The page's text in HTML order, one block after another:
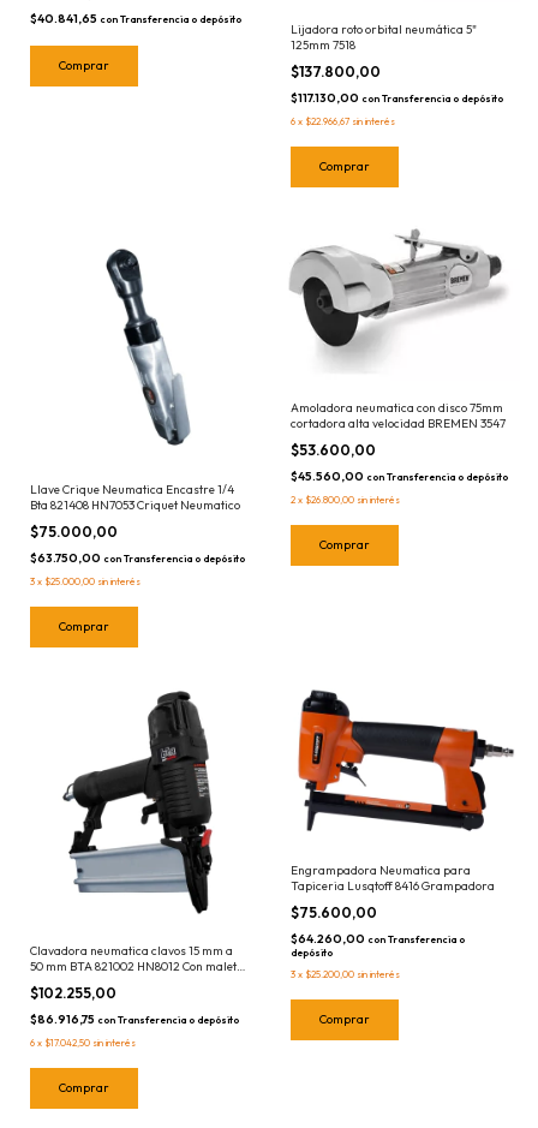
$40.841,65 con Transferencia o depósito
Lijadora roto orbital neumática 5"
125mm 7518
$137.800,00
$117.130,00 con Transferencia o depósito
6 x $22.966,67 sin interés
Llave Crique Neumatica Encastre 1/4
Bta 821408 HN7053 Criquet Neumatico
$75.000,00
$63.750,00 con Transferencia o depósito
3 x $25.000,00 sin interés
Amoladora neumatica con disco 75mm
cortadora alta velocidad BREMEN 3547
$53.600,00
$45.560,00 con Transferencia o depósito
2 x $26.800,00 sin interés
Clavadora neumatica clavos 15 mm a
50 mm BTA 821002 HN8012 Con maletin
plastico
$102.255,00
$86.916,75 con Transferencia o depósito
6 x $17.042,50 sin interés
Engrampadora Neumatica para
Tapiceria Lusqtoff 8416 Grampadora
$75.600,00
$64.260,00 con Transferencia o
depósito
3 x $25.200,00 sin interés